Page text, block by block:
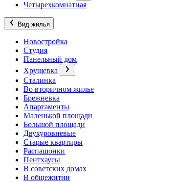
Четырехкомнатная
Вид жилья
Новостройка
Студия
Панельный дом
Хрущевка
Сталинка
Во вторичном жилье
Брежневка
Апартаменты
Маленькой площади
Большой площади
Двухуровневые
Старые квартиры
Распашонки
Пентхаусы
В советских домах
В общежитии